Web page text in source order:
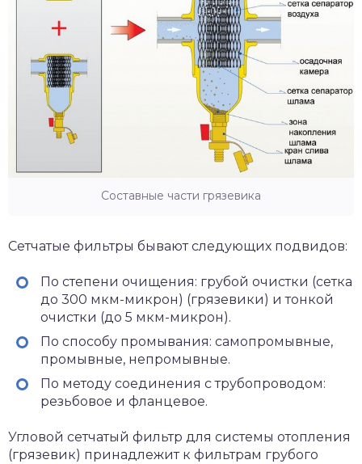
Составные части грязевика
Сетчатые фильтры бывают следующих подвидов:
По степени очищения: грубой очистки (сетка
до 300 мкм-микрон) (грязевики) и тонкой
очистки (до 5 мкм-микрон).
По способу промывания: самопромывные,
промывные, непромывные.
По методу соединения с трубопроводом:
резьбовое и фланцевое.
Угловой сетчатый фильтр для системы отопления
(грязевик) принадлежит к фильтрам грубого